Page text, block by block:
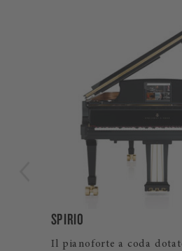
B-211
L’iconico pianoforte a